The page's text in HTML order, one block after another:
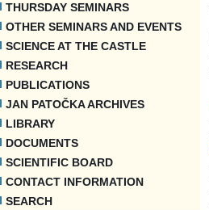
THURSDAY SEMINARS
OTHER SEMINARS AND EVENTS
SCIENCE AT THE CASTLE
RESEARCH
PUBLICATIONS
JAN PATOČKA ARCHIVES
LIBRARY
DOCUMENTS
SCIENTIFIC BOARD
CONTACT INFORMATION
SEARCH